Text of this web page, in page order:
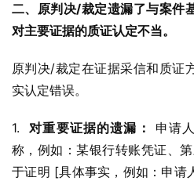
二、原判决/裁定遗漏了与案件
对主要证据的质证认定不当。
原判决/裁定在证据采信和质证
实认定错误。
1. 对重要证据的遗漏：
申请
称，例如：某银行转账凭证、
于证明 [具体事实，例如：申请